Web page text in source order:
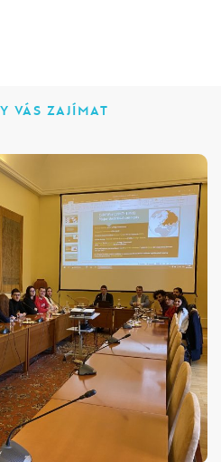
VÁS ZAJÍMAT